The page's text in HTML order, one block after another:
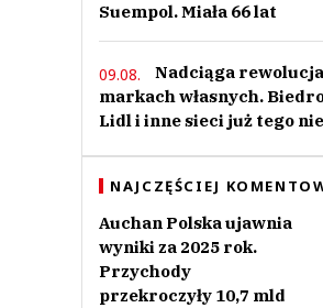
Suempol. Miała 66 lat
09.08.
Nadciąga
markach własnych.
Lidl i inne sieci już tego
NAJCZĘŚCIEJ
Auchan Polska ujawnia
wyniki za 2025 rok.
Przychody
przekroczyły 10,7 mld